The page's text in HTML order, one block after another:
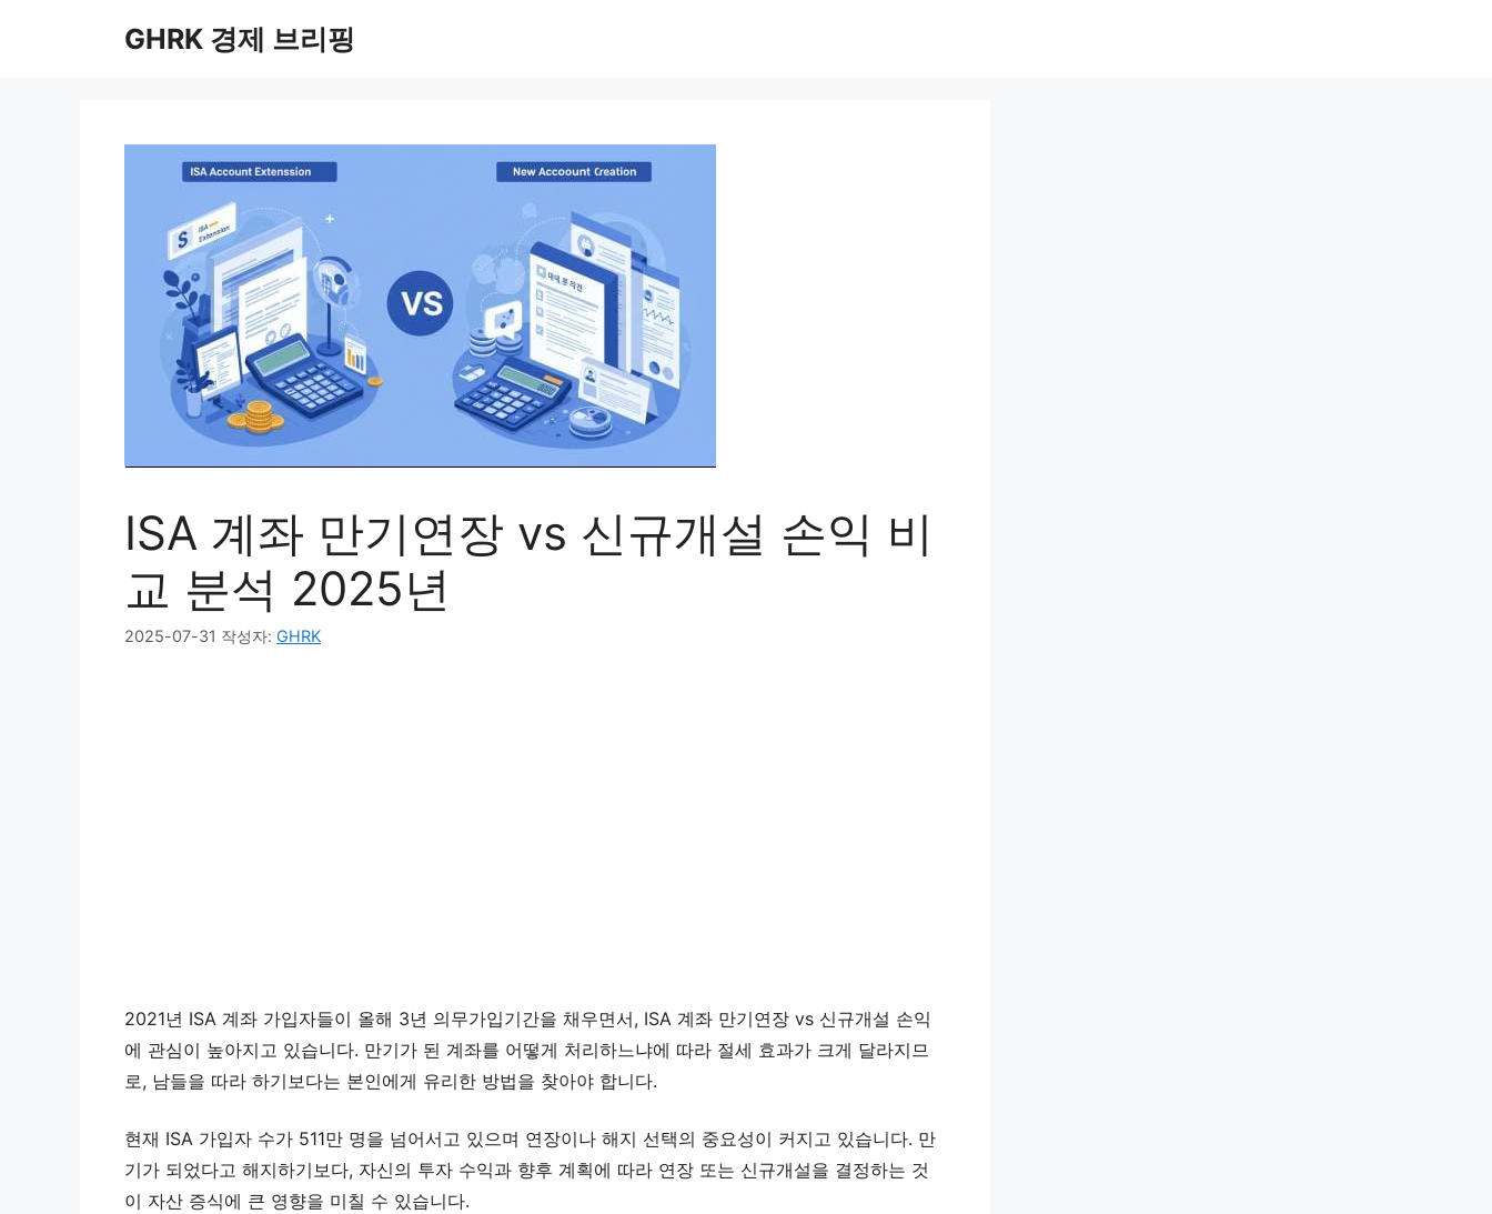
GHRK 경제 브리핑
ISA 계좌 만기연장 vs 신규개설 손익 비
교 분석 2025년
2025-07-31 작성자: GHRK
2021년 ISA 계좌 가입자들이 올해 3년 의무가입기간을 채우면서, ISA 계좌 만기연장 vs 신규개설 손익
에 관심이 높아지고 있습니다. 만기가 된 계좌를 어떻게 처리하느냐에 따라 절세 효과가 크게 달라지므
로, 남들을 따라 하기보다는 본인에게 유리한 방법을 찾아야 합니다.
현재 ISA 가입자 수가 511만 명을 넘어서고 있으며 연장이나 해지 선택의 중요성이 커지고 있습니다. 만
기가 되었다고 해지하기보다, 자신의 투자 수익과 향후 계획에 따라 연장 또는 신규개설을 결정하는 것
이 자산 증식에 큰 영향을 미칠 수 있습니다.